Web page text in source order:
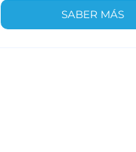
SABER MÁS